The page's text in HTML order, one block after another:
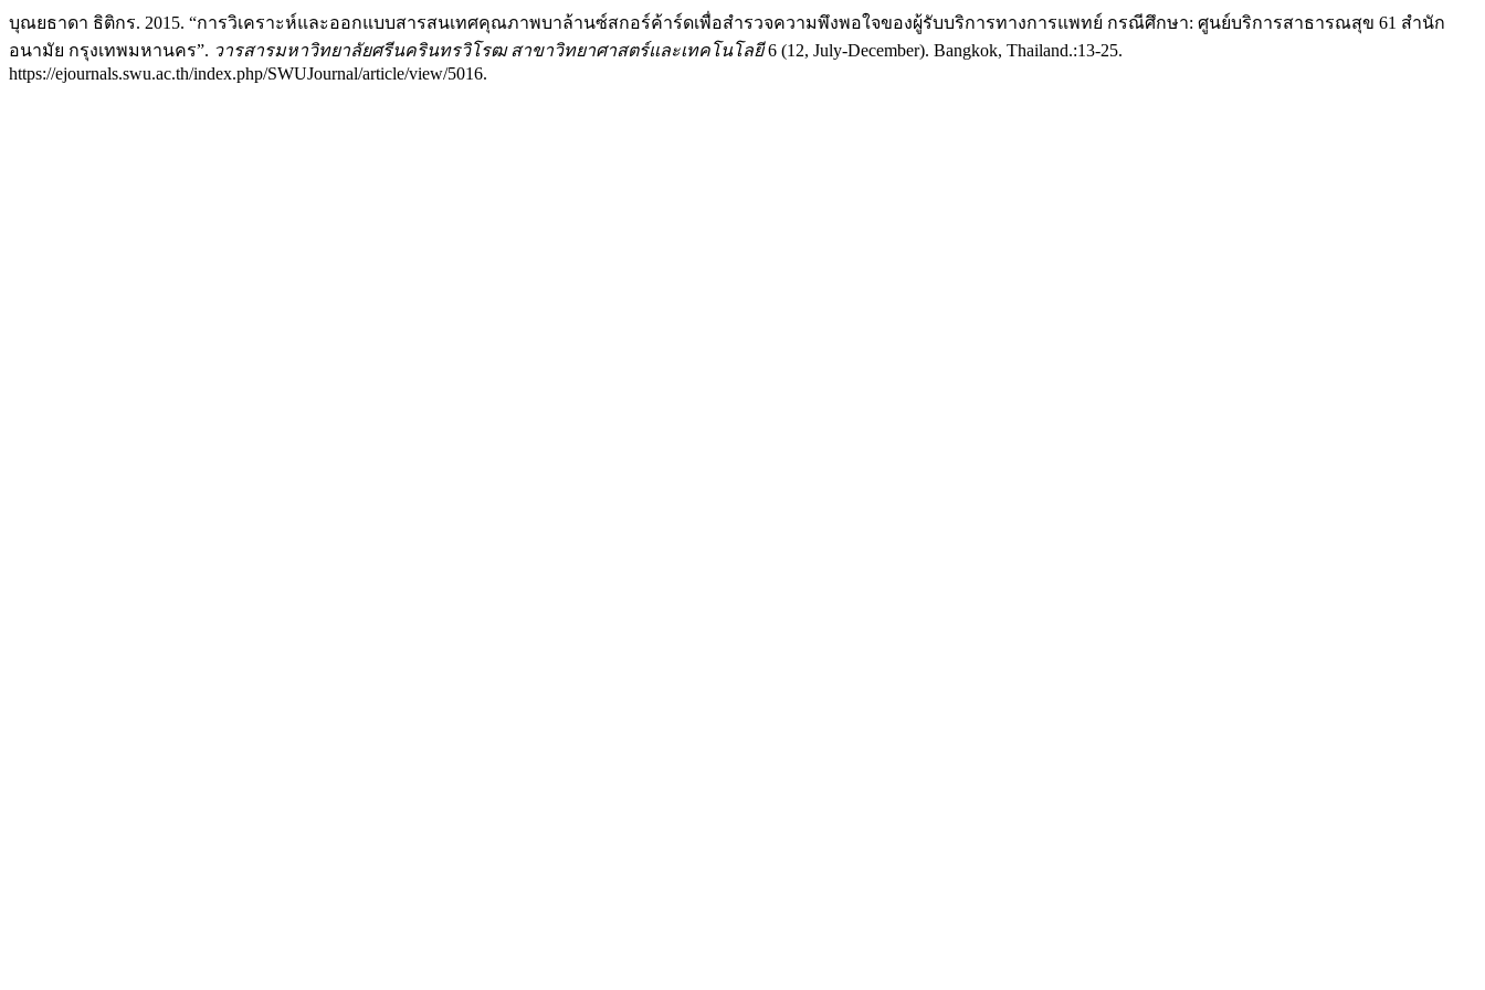
บุณยธาดา ธิติกร. 2015. “การวิเคราะห์และออกแบบสารสนเทศคุณภาพบาล้านซ์สกอร์ค้าร์ดเพื่อสำรวจความพึงพอใจของผู้รับบริการทางการแพทย์ กรณีศึกษา: ศูนย์บริการสาธารณสุข 61 สำนัก
อนามัย กรุงเทพมหานคร”. วารสารมหาวิทยาลัยศรีนครินทรวิโรฒ สาขาวิทยาศาสตร์และเทคโนโลยี6 (12, July-December). Bangkok, Thailand.:13-25.
https://ejournals.swu.ac.th/index.php/SWUJournal/article/view/5016.